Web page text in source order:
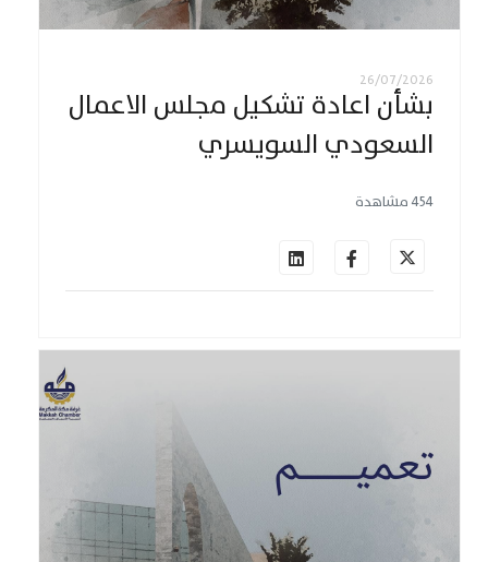
26/07/2026
بشأن اعادة تشكيل مجلس الاعمال
السعودي السويسري
454 مشاهدة